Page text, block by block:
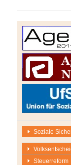
Soziale
Steuerreform